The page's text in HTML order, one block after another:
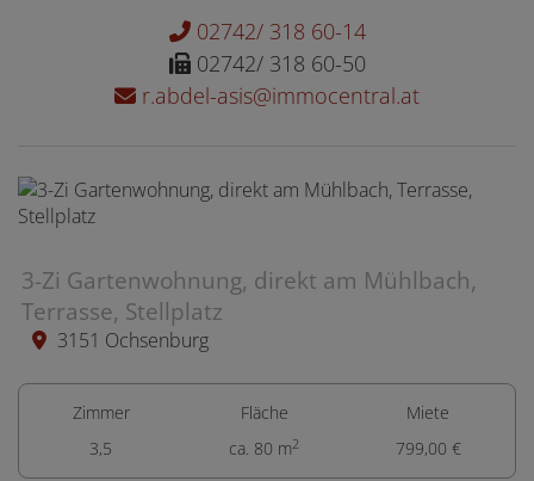
02742/ 318 60-14
02742/ 318 60-50
r.abdel-asis@immocentral.at
3-Zi Gartenwohnung, direkt am Mühlbach,
Terrasse, Stellplatz
3151 Ochsenburg
Zimmer
3,5
Fläche
ca. 80 m2
Miete
799,00 €